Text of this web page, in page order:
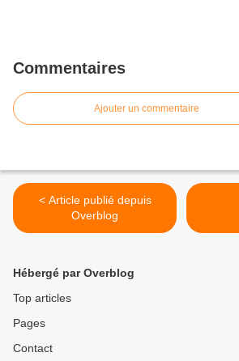
Commentaires
Ajouter un commentaire
< Article publié depuis
Overblog
Hébergé par Overblog
Top articles
Pages
Contact